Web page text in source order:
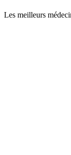
Les meilleurs